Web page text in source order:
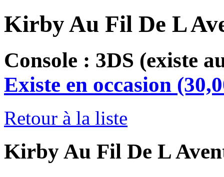
Kirby Au Fil De L
Console : 3DS (existe
Existe en occasion
Retour à la liste
Kirby Au Fil De L